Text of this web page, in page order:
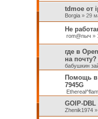
tdmoe от
Borgia» 29
Не
rom@nыч »
где в
на почту?
бабушкин
Помощь в
7945G
GOIP-
Zhenik1974»